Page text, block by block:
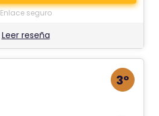
Enlace seguro
Leer reseña
3º